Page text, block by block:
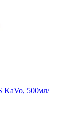
KaVo, 500мл/